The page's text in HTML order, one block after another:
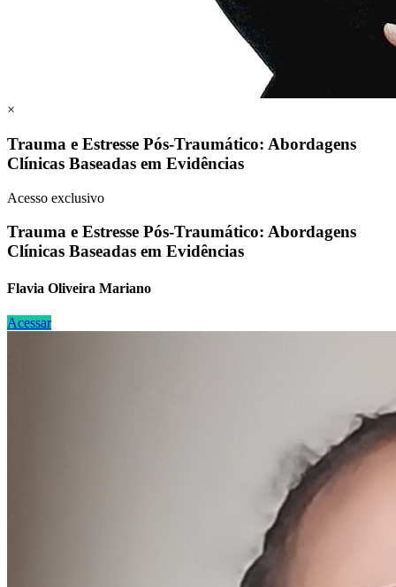
×
Trauma e Estresse Pós-Traumático: Abordagens
Clínicas Baseadas em Evidências
Acesso exclusivo
Trauma e Estresse Pós-Traumático: Abordagens
Clínicas Baseadas em Evidências
Flavia Oliveira Mariano
Acessar